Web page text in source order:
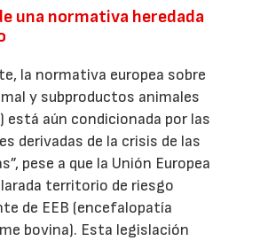
una normativa heredada
la normativa europea sobre
y subproductos animales
está aún condicionada por las
derivadas de la crisis de las
pese a que la Unión Europea
territorio de riesgo
de EEB (encefalopatía
bovina). Esta legislación